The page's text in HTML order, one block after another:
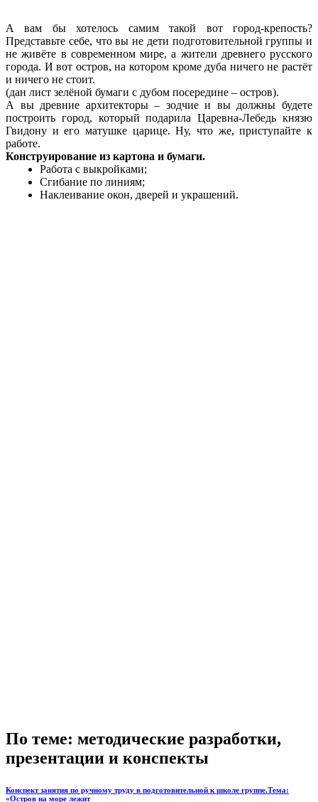
А вам бы хотелось самим такой вот город-крепость?
Представьте себе, что вы не дети подготовительной группы и
не живёте в современном мире, а жители древнего русского
города. И вот остров, на котором кроме дуба ничего не растёт
и ничего не стоит.
(дан лист зелёной бумаги с дубом посередине – остров).
А вы древние архитекторы – зодчие и вы должны будете
построить город, который подарила Царевна-Лебедь князю
Гвидону и его матушке царице. Ну, что же, приступайте к
работе.
Конструирование из картона и бумаги.
Работа с выкройками;
Сгибание по линиям;
Наклеивание окон, дверей и украшений.
По теме: методические разработки,
презентации и конспекты
Конспект занятия по ручному труду в подготовительной к школе группе.Тема:
«Остров на море лежит